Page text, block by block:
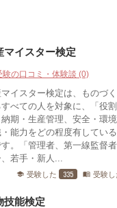
マイスター検定
験の口コミ・体験談 (0)
イスター検定は、ものづ
べての人を対象に、「役
納期・生産管理、安全・環
能力をどの程度有してい
。「管理者、第一線監督
、若手・新人...
school 受験した 335 menu_book 受験し
技能検定